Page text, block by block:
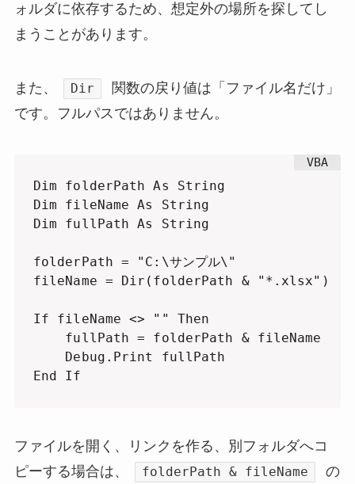
ォルダに依存するため、想定外の場所を探してし
まうことがあります。
また、 Dir
関数の戻り値は「ファイル名だけ」
です。フルパスではありません。
Dim folderPath As String
Dim fileName As String
Dim fullPath As String
folderPath = "C:\サンプル\"
fileName = Dir(folderPath & "*.xlsx")
If fileName <> "" Then
    fullPath = folderPath & fileName
    Debug.Print fullPath
End If
ファイルを開く、リンクを作る、別フォルダへコ
ピーする場合は、
folderPath & fileName
の